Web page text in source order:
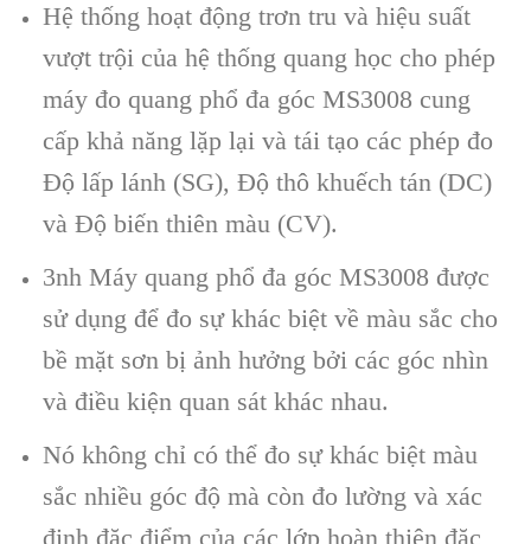
Hệ thống hoạt động trơn tru và hiệu suất
vượt trội của hệ thống quang học cho phép
máy đo quang phổ đa góc MS3008 cung
cấp khả năng lặp lại và tái tạo các phép đo
Độ lấp lánh (SG), Độ thô khuếch tán (DC)
và Độ biến thiên màu (CV).
3nh Máy quang phổ đa góc MS3008 được
sử dụng để đo sự khác biệt về màu sắc cho
bề mặt sơn bị ảnh hưởng bởi các góc nhìn
và điều kiện quan sát khác nhau.
Nó không chỉ có thể đo sự khác biệt màu
sắc nhiều góc độ mà còn đo lường và xác
định đặc điểm của các lớp hoàn thiện đặc